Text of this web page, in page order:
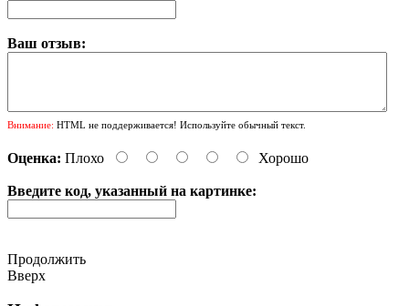
Ваш отзыв:
Внимание: HTML не поддерживается! Используйте обычный текст.
Оценка: Плохо Хорошо
Введите код, указанный на картинке:
Продолжить
Вверх